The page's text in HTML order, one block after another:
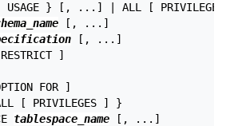
USAGE } [, ...] | ALL [ PRIVILEGES
[, ...]
[, ...]
]
FOR ]
[ PRIVILEGES ] }
tablespace_name [, ...]